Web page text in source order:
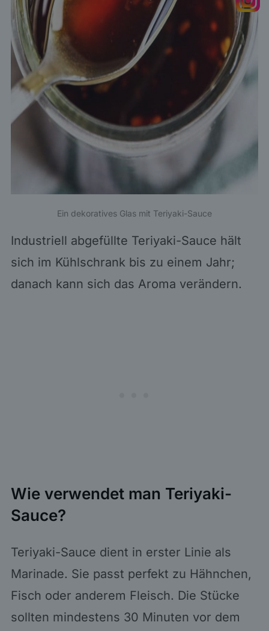
Ein dekoratives Glas mit Teriyaki-Sauce
Industriell abgefüllte Teriyaki-Sauce hält
sich im Kühlschrank bis zu einem Jahr;
danach kann sich das Aroma verändern.
Wie verwendet man Teriyaki-
Sauce?
Teriyaki-Sauce dient in erster Linie als
Marinade. Sie passt perfekt zu Hähnchen,
Fisch oder anderem Fleisch. Die Stücke
sollten mindestens 30 Minuten vor dem